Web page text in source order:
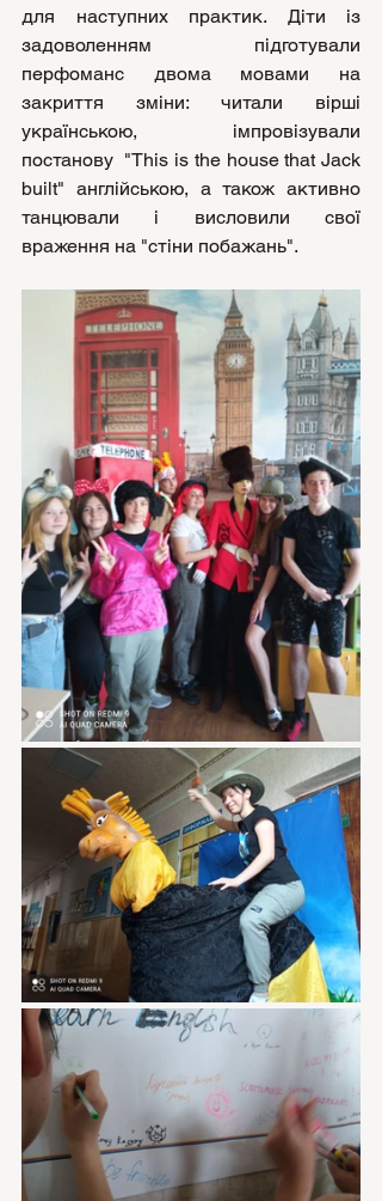
для наступних практик. Діти із
задоволенням підготували
перфоманс двома мовами на
закриття зміни: читали вірші
українською, імпровізували
постанову  "This is the house that Jack
built" англійською, а також активно
танцювали і висловили свої
враження на "стіни побажань".